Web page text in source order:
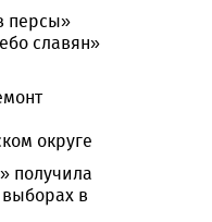
персы»
славян»
округе
получила
в